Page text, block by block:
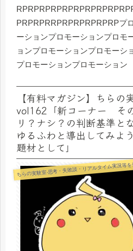
PRPRPRRPRPRPRPRPRPプ
ーションプロモーションプロモ
ョンプロモーションプロモーシ
プロモーションプロモーション
【有料マガジン】ちらの
vol162「新コーナー そ
リ？ナシ？の判断基準と
ゆるふわと導出してみよ
題材として」